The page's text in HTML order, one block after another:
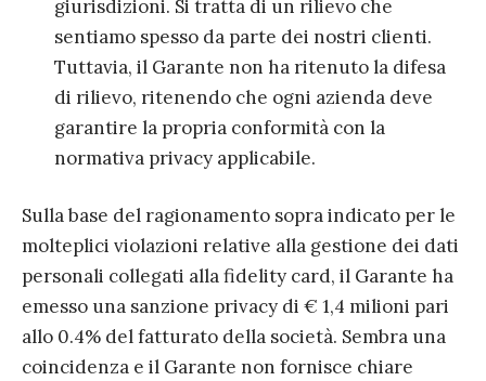
giurisdizioni. Si tratta di un rilievo che
sentiamo spesso da parte dei nostri clienti.
Tuttavia, il Garante non ha ritenuto la difesa
di rilievo, ritenendo che ogni azienda deve
garantire la propria conformità con la
normativa privacy applicabile.
Sulla base del ragionamento sopra indicato per le
molteplici violazioni relative alla gestione dei dati
personali collegati alla fidelity card, il Garante ha
emesso una sanzione privacy di € 1,4 milioni pari
allo 0.4% del fatturato della società. Sembra una
coincidenza e il Garante non fornisce chiare